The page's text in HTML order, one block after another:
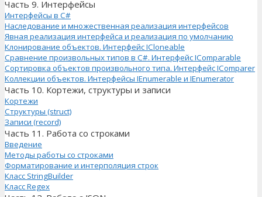
Часть 9. Интерфейсы
Интерфейсы в C#
Наследование и множественная реализация интерфейсов
Явная реализация интерфейса и реализация по умолчанию
Клонирование объектов. Интерфейс ICloneable
Сравнение произвольных типов в C#. Интерфейс IComparable
Сортировка объектов произвольного типа. Интерфейс IComparer
Коллекции объектов. Интерфейсы IEnumerable и IEnumerator
Часть 10. Кортежи, структуры и записи
Кортежи
Структуры (struct)
Записи (record)
Часть 11. Работа со строками
Введение
Методы работы со строками
Форматирование и интерполяция строк
Класс StringBuilder
Класс Regex